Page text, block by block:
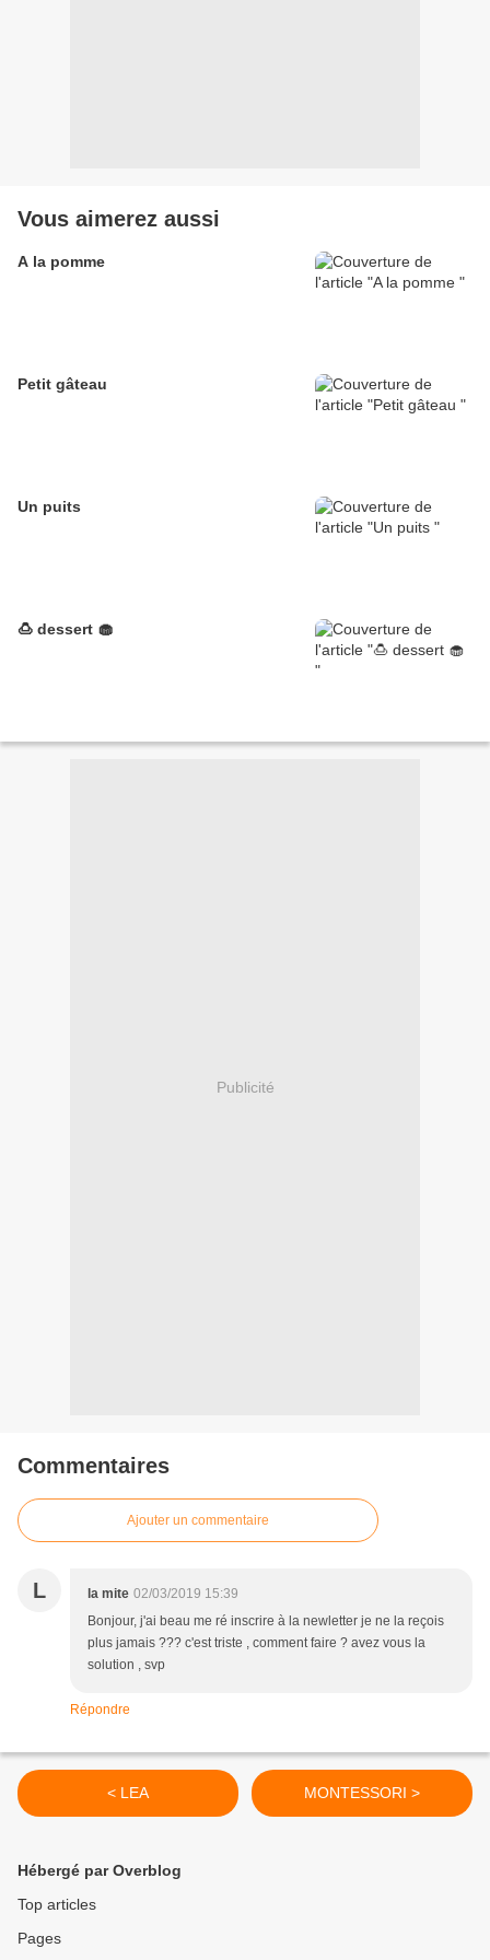
Vous aimerez aussi
A la pomme
Petit gâteau
Un puits
🍮 dessert 🧁
Publicité
Commentaires
Ajouter un commentaire
L la mite 02/03/2019 15:39
Bonjour, j'ai beau me ré inscrire à la newletter je ne la reçois
plus jamais ??? c'est triste , comment faire ? avez vous la
solution , svp
Répondre
< LEA MONTESSORI >
Hébergé par Overblog
Top articles
Pages